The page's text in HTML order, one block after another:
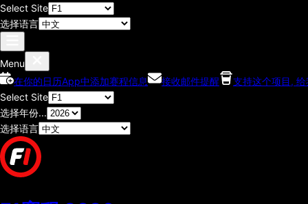
Select Site
选择语言
Menu
在你的日历App中添加赛程信息
接收邮件提醒
支持这个项目,
Select Site
选择年份...
选择语言